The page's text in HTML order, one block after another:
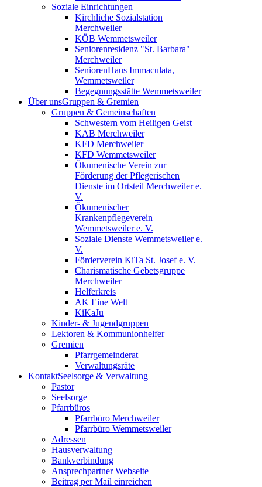
Soziale Einrichtungen
Kirchliche Sozialstation
Merchweiler
KÖB Wemmetsweiler
Seniorenresidenz "St. Barbara"
Merchweiler
SeniorenHaus Immaculata,
Wemmetsweiler
Begegnungsstätte Wemmetsweiler
Über unsGruppen & Gremien
Gruppen & Gemeinschaften
Schwestern vom Heiligen Geist
KAB Merchweiler
KFD Merchweiler
KFD Wemmetsweiler
Ökumenische Verein zur
Förderung der Pflegerischen
Dienste im Ortsteil Merchweiler e.
V.
Ökumenischer
Krankenpflegeverein
Wemmetsweiler e. V.
Soziale Dienste Wemmetsweiler e.
V.
Förderverein KiTa St. Josef e. V.
Charismatische Gebetsgruppe
Merchweiler
Helferkreis
AK Eine Welt
KiKaJu
Kinder- & Jugendgruppen
Lektoren & Kommunionhelfer
Gremien
Pfarrgemeinderat
Verwaltungsräte
KontaktSeelsorge & Verwaltung
Pastor
Seelsorge
Pfarrbüros
Pfarrbüro Merchweiler
Pfarrbüro Wemmetsweiler
Adressen
Hausverwaltung
Bankverbindung
Ansprechpartner Webseite
Beitrag per Mail einreichen